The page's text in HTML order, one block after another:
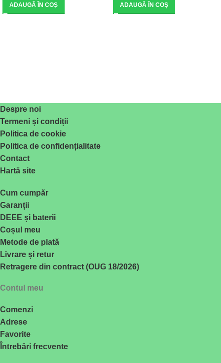
ADAUGĂ ÎN COȘ ADAUGĂ ÎN COȘ
Despre noi
Termeni și condiții
Politica de cookie
Politica de confidențialitate
Contact
Hartă site
Cum cumpăr
Garanții
DEEE și baterii
Coșul meu
Metode de plată
Livrare și retur
Retragere din contract (OUG 18/2026)
Contul meu
Comenzi
Adrese
Favorite
Întrebări frecvente